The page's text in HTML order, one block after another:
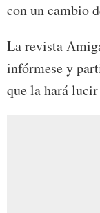
con un cambio
La revista
infórmese y
que la hará